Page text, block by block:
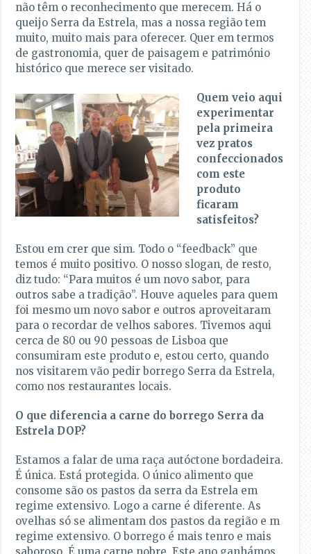
não têm o reconhecimento que merecem. Há o
queijo Serra da Estrela, mas a nossa região tem
muito, muito mais para oferecer. Quer em termos
de gastronomia, quer de paisagem e património
histórico que merece ser visitado.
Quem veio aqui
experimentar
pela primeira
vez pratos
confeccionados
com este
produto
ficaram
satisfeitos?
Estou em crer que sim. Todo o “feedback” que
temos é muito positivo. O nosso slogan, de resto,
diz tudo: “Para muitos é um novo sabor, para
outros sabe a tradição”. Houve aqueles para quem
foi mesmo um novo sabor e outros aproveitaram
para o recordar de velhos sabores. Tivemos aqui
cerca de 80 ou 90 pessoas de Lisboa que
consumiram este produto e, estou certo, quando
nos visitarem vão pedir borrego Serra da Estrela,
como nos restaurantes locais.
O que diferencia a carne do borrego Serra da
Estrela DOP?
Estamos a falar de uma raça autóctone bordadeira.
É única. Está protegida. O único alimento que
consome são os pastos da serra da Estrela em
regime extensivo. Logo a carne é diferente. As
ovelhas só se alimentam dos pastos da região e m
regime extensivo. O borrego é mais tenro e mais